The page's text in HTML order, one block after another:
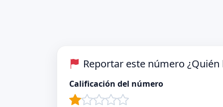
Reportar este número ¿Quién
Calificación del número